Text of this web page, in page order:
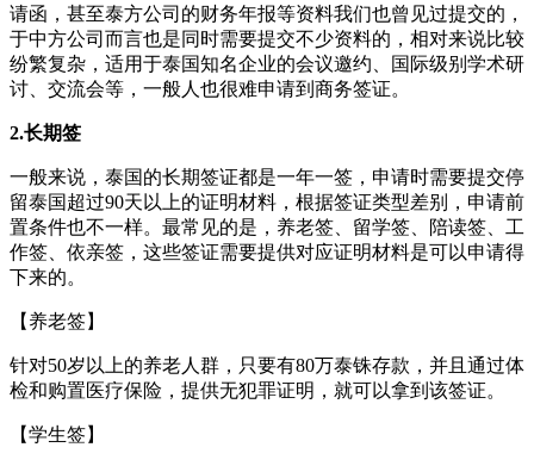
请函，甚至泰方公司的财务年报等资料我们也曾见过提交的，
于中方公司而言也是同时需要提交不少资料的，相对来说比较
纷繁复杂，适用于泰国知名企业的会议邀约、国际级别学术研
讨、交流会等，一般人也很难申请到商务签证。
2.长期签
一般来说，泰国的长期签证都是一年一签，申请时需要提交停
留泰国超过90天以上的证明材料，根据签证类型差别，申请前
置条件也不一样。最常见的是，养老签、留学签、陪读签、工
作签、依亲签，这些签证需要提供对应证明材料是可以申请得
下来的。
【养老签】
针对50岁以上的养老人群，只要有80万泰铢存款，并且通过体
检和购置医疗保险，提供无犯罪证明，就可以拿到该签证。
【学生签】